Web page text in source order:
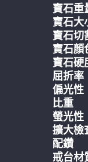
寶石重
寶石
寶石
寶石
寶石硬
屈折
偏光
比重
螢光
擴大
配鑽
戒台材